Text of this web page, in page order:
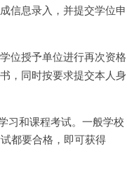
信息录入，并提交学位申
位授予单位进行再次资格
，同时按要求提交本人身
习和课程考试。一般学校
都要合格，即可获得